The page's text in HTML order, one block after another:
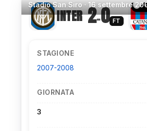
StadioSan Siro ·16 settembre
INTER 2–0 FT
STAGIONE
2007-2008
GIORNATA
3